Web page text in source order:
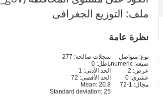
ملف: التوزيع الجغرافى
نظرة عامة
نوع: متواصل
صيغة: numeric
عرض: 2
عشري: 0
مجال: 1-72
سجلات صالحة: 277
باطل: 0
الحد الأدنى: 1
الحد الأقصى: 72
Mean: 20.8
Standard deviation: 25